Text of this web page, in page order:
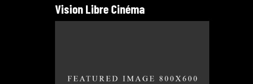
Vision Libre Cinéma